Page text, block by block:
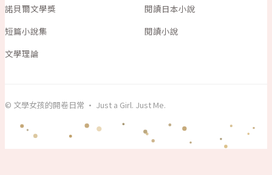
諾貝爾文學獎 閱讀日本小說
短篇小說集 閱讀小說
文學理論
© 文學女孩的開卷日常 · Just a Girl. Just Me.